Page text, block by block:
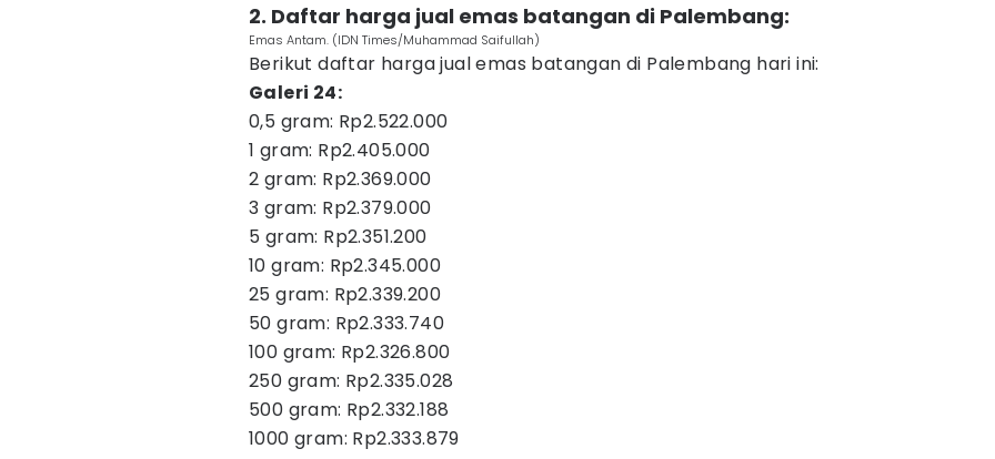
2. Daftar harga jual emas batangan di Palembang:
Emas Antam. (IDN Times/Muhammad Saifullah)
Berikut daftar harga jual emas batangan di Palembang hari ini:
Galeri 24:
0,5 gram: Rp2.522.000
1 gram: Rp2.405.000
2 gram: Rp2.369.000
3 gram: Rp2.379.000
5 gram: Rp2.351.200
10 gram: Rp2.345.000
25 gram: Rp2.339.200
50 gram: Rp2.333.740
100 gram: Rp2.326.800
250 gram: Rp2.335.028
500 gram: Rp2.332.188
1000 gram: Rp2.333.879